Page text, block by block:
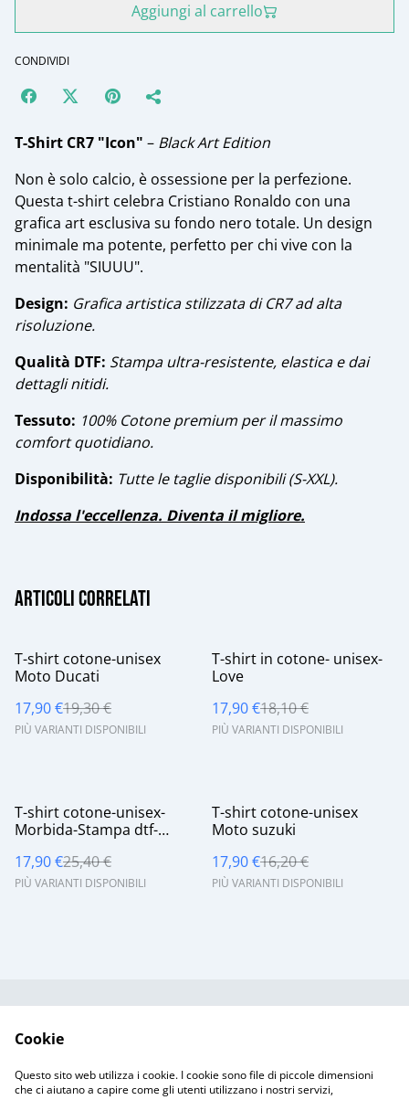
Aggiungi al carrello
CONDIVIDI
T-Shirt CR7 "Icon" – Black Art Edition
​Non è solo calcio, è ossessione per la perfezione.
Questa t-shirt celebra Cristiano Ronaldo con una
grafica art esclusiva su fondo nero totale. Un design
minimale ma potente, perfetto per chi vive con la
mentalità "SIUUU".
​Design: Grafica artistica stilizzata di CR7 ad alta
risoluzione.
​Qualità DTF: Stampa ultra-resistente, elastica e dai
dettagli nitidi.
Tessuto: 100% Cotone premium per il massimo
comfort quotidiano.
​Disponibilità: Tutte le taglie disponibili (S-XXL).
​Indossa l'eccellenza. Diventa il migliore.
Articoli correlati
%
T-shirt cotone-unisex
Moto Ducati
17,90 €19,30 €
PIÙ VARIANTI DISPONIBILI
%
T-shirt in cotone- unisex-
Love
17,90 €18,10 €
PIÙ VARIANTI DISPONIBILI
%
T-shirt cotone-unisex-
Morbida-Stampa dtf-
17,90 €25,40 €
PIÙ VARIANTI DISPONIBILI
%
T-shirt cotone-unisex
Moto suzuki
17,90 €16,20 €
PIÙ VARIANTI DISPONIBILI
privacy
Resi & Spedizioni
Cookie
Questo sito web utilizza i cookie. I cookie sono file di piccole dimensioni
che ci aiutano a capire come gli utenti utilizzano i nostri servizi,